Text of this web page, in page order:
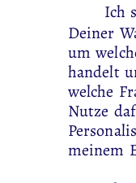
Ich
Deiner
um
handelt
welche
Nutze
meinem